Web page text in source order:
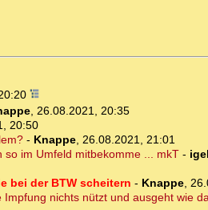
, 26.08.2021, 20:35
20:50
- Knappe, 26.08.2021, 21:01
so im Umfeld mitbekomme ... mkT-
bei der BTW scheitern - Knappe,
nichts nützt und ausgeht wie